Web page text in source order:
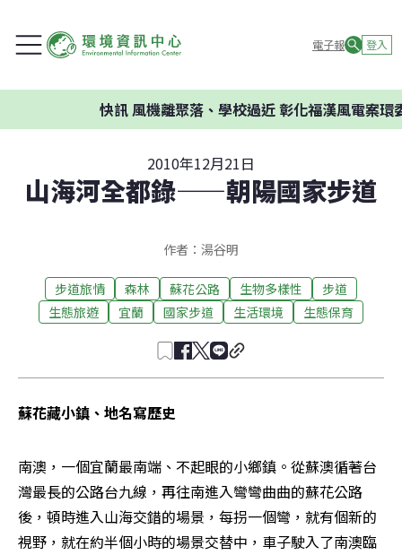
電子報 登入
風機離聚落、學校過近 彰化福漢風電案環委建議
2010年12月21日
山海河全都錄——朝陽國家步道
作者：湯谷明
步道旅情 森林 蘇花公路 生物多樣性
步道
生態旅遊
宜蘭 國家步道 生活環境 生態保育
蘇花藏小鎮、地名寫歷史
南澳，一個宜蘭最南端、不起眼的小鄉鎮。從蘇澳循著台
灣最長的公路台九線，再往南進入彎彎曲曲的蘇花公路
後，頓時進入山海交錯的場景，每拐一個彎，就有個新的
視野，就在約半個小時的場景交替中，車子駛入了南澳臨